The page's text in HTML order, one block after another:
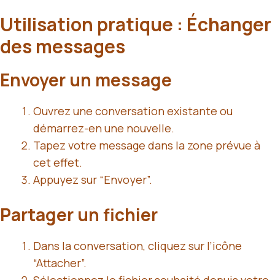
Utilisation pratique : Échanger
des messages
Envoyer un message
Ouvrez une conversation existante ou
démarrez-en une nouvelle.
Tapez votre message dans la zone prévue à
cet effet.
Appuyez sur “Envoyer”.
Partager un fichier
Dans la conversation, cliquez sur l’icône
“Attacher”.